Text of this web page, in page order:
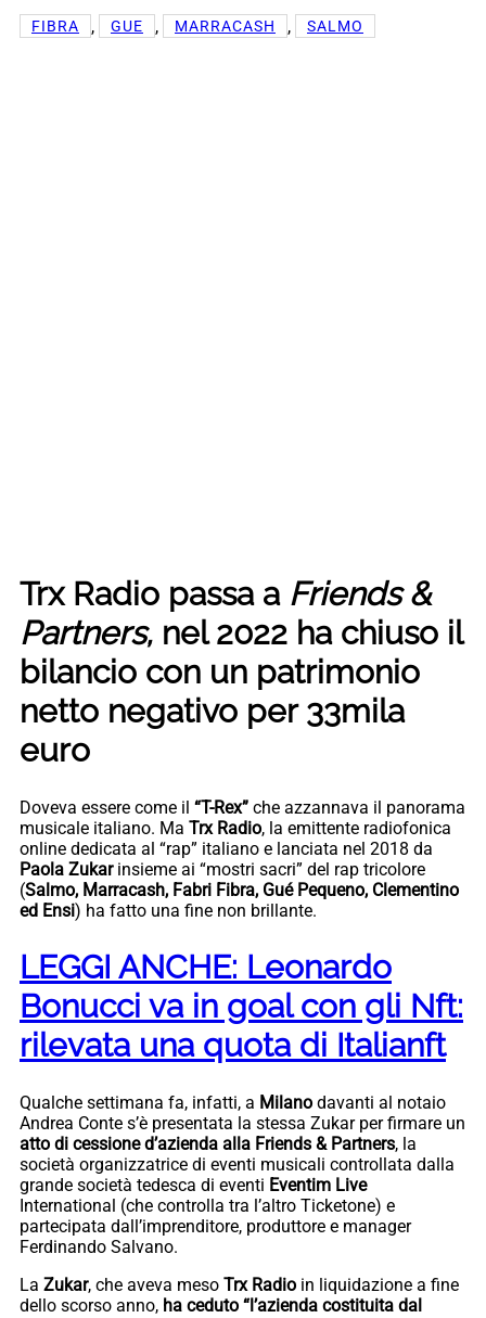
FIBRA , GUE , MARRACASH , SALMO
Trx Radio passa aFriends &
Partners, nel 2022 ha chiuso il
bilancio con un patrimonio
netto negativo per 33mila
euro
Doveva essere come il “T-Rex” che azzannava il panorama
musicale italiano. Ma Trx Radio, la emittente radiofonica
online dedicata al “rap” italiano e lanciata nel 2018 da
Paola Zukarinsieme ai “mostri sacri” del rap tricolore
(Salmo, Marracash, Fabri Fibra, Gué Pequeno, Clementino
ed Ensi) ha fatto una fine non brillante.
LEGGI ANCHE: Leonardo
Bonucci va in goal con gli Nft:
rilevata una quota di Italianft
Qualche settimana fa, infatti, a Milano davanti al notaio
Andrea Conte s’è presentata la stessa Zukar per firmare un
atto di cessione d’azienda alla Friends & Partners, la
società organizzatrice di eventi musicali controllata dalla
grande società tedesca di eventi Eventim Live
International (che controlla tra l’altro Ticketone) e
partecipata dall’imprenditore, produttore e manager
Ferdinando Salvano.
La Zukar, che aveva meso Trx Radio in liquidazione a fine
dello scorso anno, ha ceduto “l’azienda costituita dal